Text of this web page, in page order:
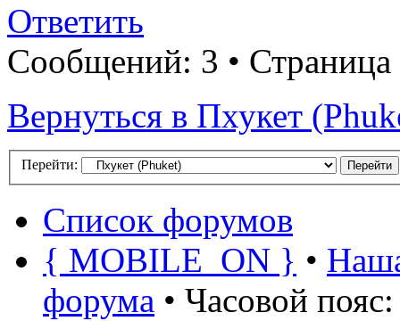
Ответить
Сообщений: 3 • Страница
Вернуться в Пхукет
Перейти:
Список форумов
{ MOBILE_ON } •
форума • Часовой